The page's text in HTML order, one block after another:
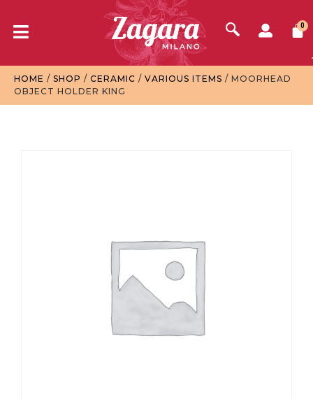
0
HOME / SHOP / CERAMIC / VARIOUS ITEMS / MOORHEAD
OBJECT HOLDER KING